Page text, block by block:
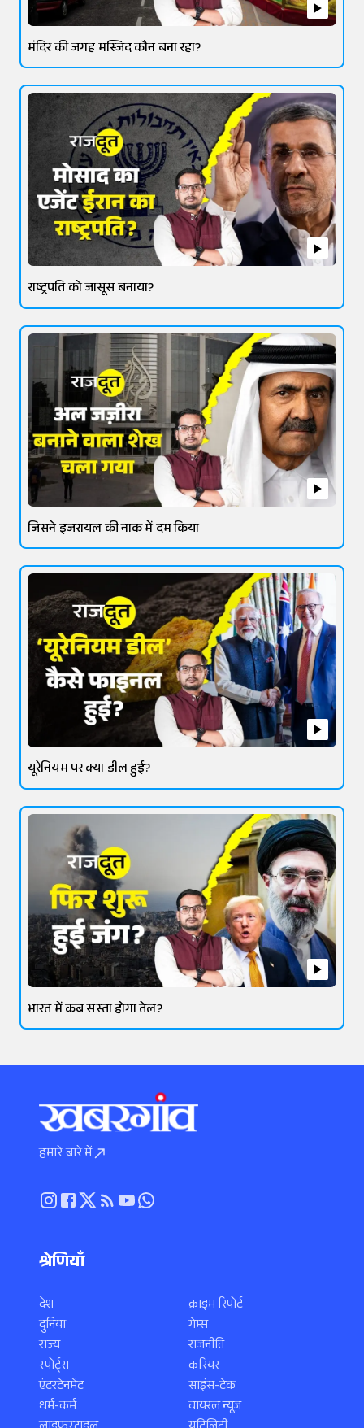
मंदिर की जगह मस्जिद कौन बना रहा?
राष्ट्रपति को जासूस बनाया?
जिसने इजरायल की नाक में दम किया
यूरेनियम पर क्या डील हुई?
भारत में कब सस्ता होगा तेल?
हमारे बारे में
श्रेणियाँ
देश
दुनिया
राज्य
स्पोर्ट्स
एंटरटेनमेंट
धर्म-कर्म
क्राइम रिपोर्ट
गेम्स
राजनीति
करियर
साइंस-टेक
वायरल न्यूज़